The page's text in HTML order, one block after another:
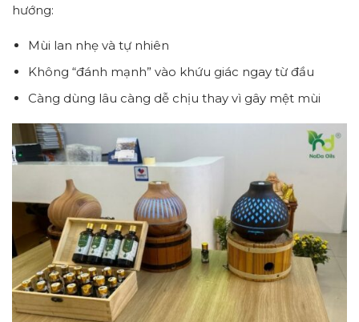
hướng:
Mùi lan nhẹ và tự nhiên
Không “đánh mạnh” vào khứu giác ngay từ đầu
Càng dùng lâu càng dễ chịu thay vì gây mệt mùi